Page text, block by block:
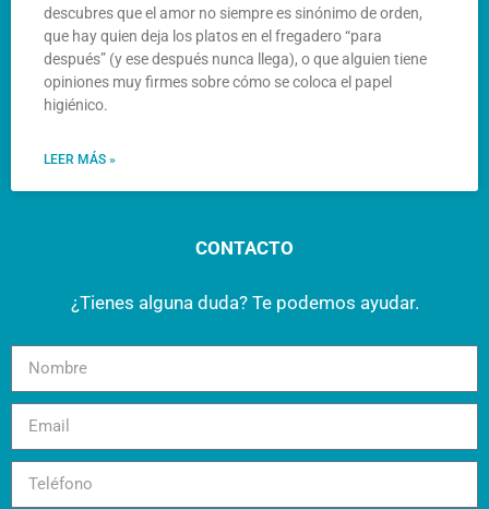
descubres que el amor no siempre es sinónimo de orden,
que hay quien deja los platos en el fregadero “para
después” (y ese después nunca llega), o que alguien tiene
opiniones muy firmes sobre cómo se coloca el papel
higiénico.
LEER MÁS »
CONTACTO
¿Tienes alguna duda? Te podemos ayudar.